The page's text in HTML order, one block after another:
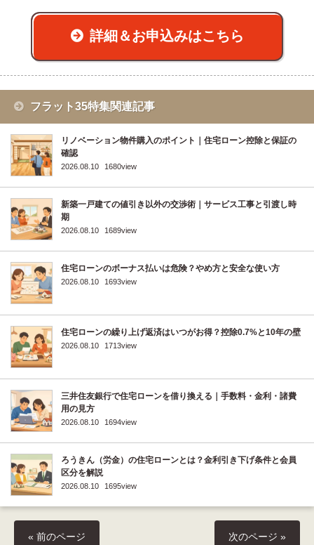
詳細＆お申込みはこちら
フラット35特集関連記事
リノベーション物件購入のポイント｜住宅ローン控除と保証の
確認
2026.08.10 1680view
新築一戸建ての値引き以外の交渉術｜サービス工事と引渡し時
期
2026.08.10 1689view
住宅ローンのボーナス払いは危険？やめ方と安全な使い方
2026.08.10 1693view
住宅ローンの繰り上げ返済はいつがお得？控除0.7%と10年の壁
2026.08.10 1713view
三井住友銀行で住宅ローンを借り換える｜手数料・金利・諸費
用の見方
2026.08.10 1694view
ろうきん（労金）の住宅ローンとは？金利引き下げ条件と会員
区分を解説
2026.08.10 1695view
« 前のページ 次のページ »